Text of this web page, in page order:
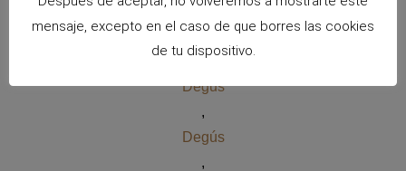
,
Conejos
Degus
,
Degús
,
mensaje, excepto en el caso de que borres las cookies
de tu dispositivo.